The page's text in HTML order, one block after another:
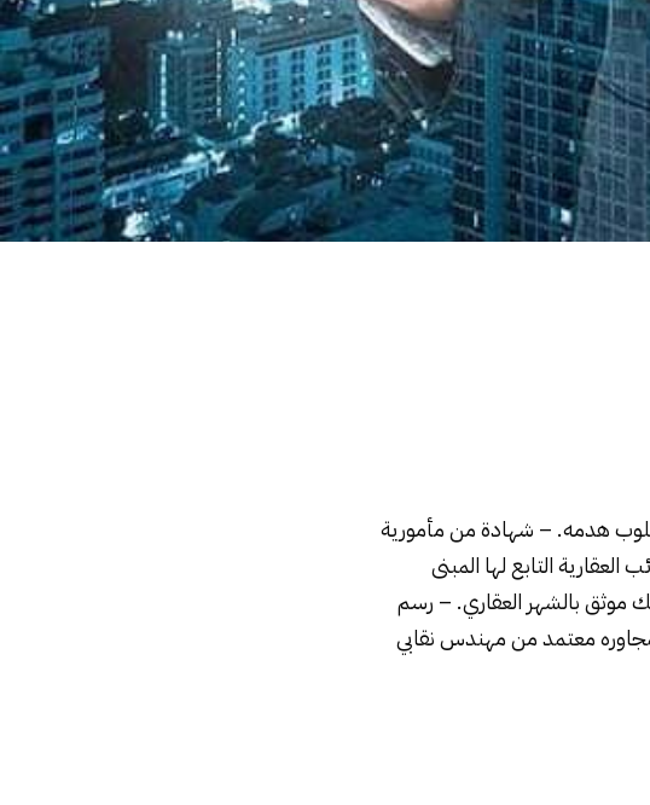
هدمه. – شهادة من مأمورية
التابع لها المبنى
موثق بالشهر العقاري. – رسم
معتمد من مهندس نقابي